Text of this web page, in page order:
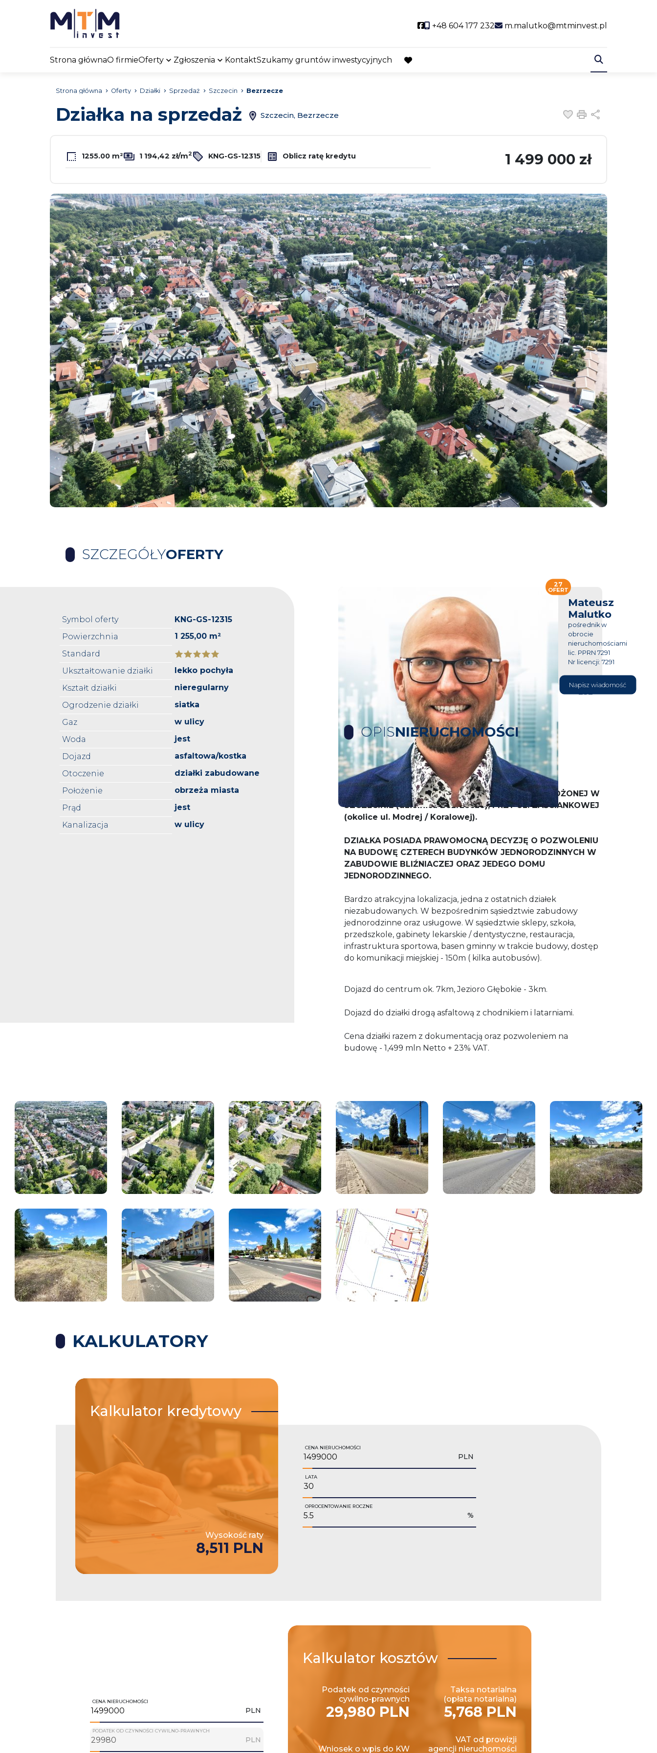
Social link
+48 604 177 232 m.malutko@mtminvest.pl
Strona głównaO firmieOferty Zgłoszenia KontaktSzukamy gruntów inwestycyjnych
favorite
Strona główna Oferty Działki Sprzedaż Szczecin Bezrzecze
Działka na sprzedaż Szczecin, Bezrzecze Dodaj do
Drukuj
1255.00 m² 1 194,42 zł/m2 KNG-GS-12315 Oblicz ratę kredytu 1 499 000 zł
SZCZEGÓŁYOFERTY
Symbol oferty
KNG-GS-12315
Powierzchnia
1 255,00 m²
Standard
Ukształtowanie działki
lekko pochyła
Kształt działki
nieregularny
Ogrodzenie działki
siatka
Gaz
w ulicy
Woda
jest
Dojazd
asfaltowa/kostka
Otoczenie
działki zabudowane
Położenie
obrzeża miasta
Prąd
jest
Kanalizacja
w ulicy
Mateusz
Malutko
pośrednik w
obrocie
nieruchomościami
lic. PPRN 7291
Nr licencji: 7291
604 177
232
Napisz wiadomość
27
OFERT
OPISNIERUCHOMOŚCI
OFERTA NA WYŁĄCZNOŚĆ
OFERTA SPRZEDAŻY DZIAŁKI BUDOWLANEJ - POŁOŻONEJ W
SZCZECINIE (dzielnica Bezrzecze), PRZY UL. ZAŚCIANKOWEJ
(okolice ul. Modrej / Koralowej).
DZIAŁKA POSIADA PRAWOMOCNĄ DECYZJĘ O POZWOLENIU
NA BUDOWĘ CZTERECH BUDYNKÓW JEDNORODZINNYCH W
ZABUDOWIE BLIŹNIACZEJ ORAZ JEDEGO DOMU
JEDNORODZINNEGO.
Bardzo atrakcyjna lokalizacja, jedna z ostatnich działek
niezabudowanych. W bezpośrednim sąsiedztwie zabudowy
jednorodzinne oraz usługowe. W sąsiedztwie sklepy, szkoła,
przedszkole, gabinety lekarskie / dentystyczne, restauracja,
infrastruktura sportowa, basen gminny w trakcie budowy, dostęp
do komunikacji miejskiej - 150m ( kilka autobusów).
Dojazd do centrum ok. 7km, Jezioro Głębokie - 3km.
Dojazd do działki drogą asfaltową z chodnikiem i latarniami.
Cena działki razem z dokumentacją oraz pozwoleniem na
budowę - 1,499 mln Netto + 23% VAT.
KALKULATORY
Kalkulator kredytowy
Wysokość raty
8,511 PLN
CENA NIERUCHOMOŚCI
PLN
LATA
OPROCENTOWANIE ROCZNE
%
Kalkulator kosztów
Podatek od czynności
cywilno-prawnych
29,980 PLN
Taksa notarialna
(opłata notarialna)
5,768 PLN
Wniosek o wpis do KW
VAT od prowizji
agencji nieruchomości
CENA NIERUCHOMOŚCI
PLN
PODATEK OD CZYNNOŚCI CYWILNO-PRAWNYCH
PLN